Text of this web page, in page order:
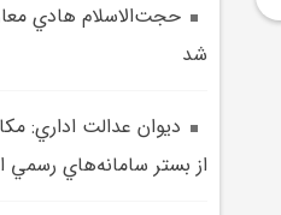
حجت‌الاسلام هادي
شد
ديوان عدالت اداري:
از بستر سامانه‌هاي